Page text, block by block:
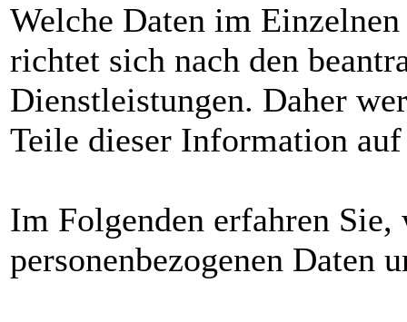
Welche Daten im
richtet sich nach den
Dienstleistungen. Daher
Teile dieser Information
Im Folgenden erfahren
personenbezogenen Daten